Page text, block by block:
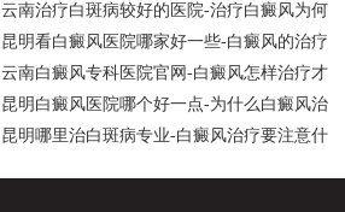
云南治疗白斑病较好的医院-治疗白癜风为何
昆明看白癜风医院哪家好一些-白癜风的治疗
云南白癜风专科医院官网-白癜风怎样治疗才
昆明白癜风医院哪个好一点-为什么白癜风治
昆明哪里治白斑病专业-白癜风治疗要注意什